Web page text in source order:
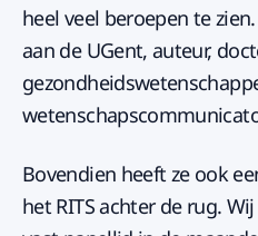
heel veel beroepen te
aan de UGent, auteur,
Bovendien heeft ze ook
het RITS achter de rug.